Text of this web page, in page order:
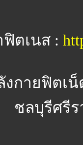
ตเนส :
งกายฟิตเ
ชลบุรีศรี